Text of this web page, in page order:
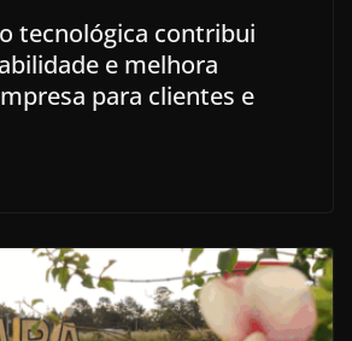
tecnológica contribui
e melhora
para clientes e